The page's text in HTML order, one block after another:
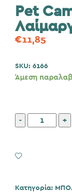
Pet
€11,85
SKU: 6166
Άμεση
Camelot
Bowl
Σκυλιά
Κατηγορία: